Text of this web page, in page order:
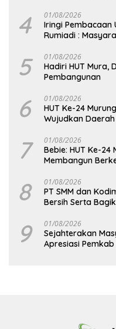
4 01/08/2026
Iringi Pembacaan
Rumiadi : Masyarakat
5 01/08/2026
Hadiri HUT Mura,
Pembangunan
6 01/08/2026
HUT Ke-24
Wujudkan
7 01/08/2026
Bebie: HUT Ke-
Membangun
8 01/08/2026
PT SMM dan
Bersih Serta
9 01/08/2026
Sejahterakan
Apresiasi